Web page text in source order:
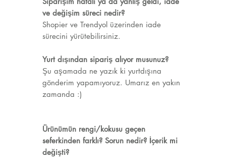
ve değişim süreci nedir?
Shopier ve Trendyol üzerinden iade
sürecini yürütebilirsiniz.
Yurt dışından sipariş alıyor musunuz?
Şu aşamada ne yazık ki yurtdışına
gönderim yapamıyoruz. Umarız en yakın
zamanda :)
Ürünümün rengi/kokusu geçen
seferkinden farklı? Sorun nedir? İçerik mi
değişti?